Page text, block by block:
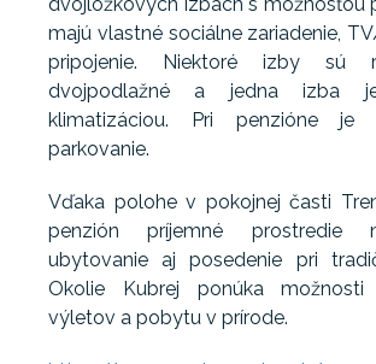
dvojlôžkových izbách s možnosťou
majú vlastné sociálne zariadenie,
pripojenie. Niektoré izby sú
dvojpodlažné a jedna izba
klimatizáciou. Pri penzióne je
parkovanie.
Vďaka polohe v pokojnej časti
penzión príjemné prostredie
ubytovanie aj posedenie pri
Okolie Kubrej ponúka možnosti
výletov a pobytu v prírode.